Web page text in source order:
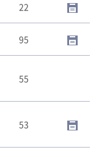
22
95
55
53